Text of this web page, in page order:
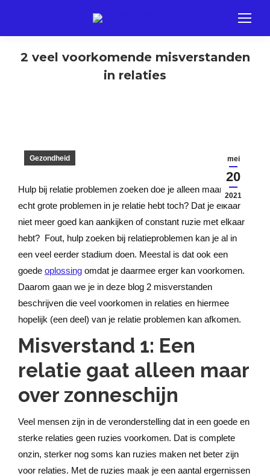
2 veel voorkomende misverstanden
in relaties
mei
20
2021
Gezondheid
Hulp bij relatie problemen zoeken doe je alleen maar als je
echt grote problemen in je relatie hebt toch? Dat je elkaar
niet meer goed kan aankijken of constant ruzie met elkaar
hebt? Fout, hulp zoeken bij relatieproblemen kan je al in
een veel eerder stadium doen. Meestal is dat ook een
goede oplossing omdat je daarmee erger kan voorkomen.
Daarom gaan we je in deze blog 2 misverstanden
beschrijven die veel voorkomen in relaties en hiermee
hopelijk (een deel) van je relatie problemen kan afkomen.
Misverstand 1: Een
relatie gaat alleen maar
over zonneschijn
Veel mensen zijn in de veronderstelling dat in een goede en
sterke relaties geen ruzies voorkomen. Dat is complete
onzin, sterker nog soms kan ruzies maken net beter zijn
voor relaties. Met de ruzies maak je een aantal ergernissen